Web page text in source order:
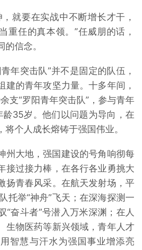
要在实战中不断增长才干，
重任的真本领。”任威朋的话，
信念。
突击队”并不是固定的队伍，
建的青年攻坚力量。十多年间，
支“罗阳青年突击队”，参与青年
35岁。他们以问题为导向，在
个人成长熔铸于强国伟业。
大地，强国建设的号角响彻每
接过接力棒，在各行各业勇挑大
扬青春风采。在航天发射场，平
托举“神舟”飞天；在深海探测一
“奋斗者”号潜入万米深渊；在人
生物医药等新兴领域，青年人才
智慧与汗水为强国事业增添亮